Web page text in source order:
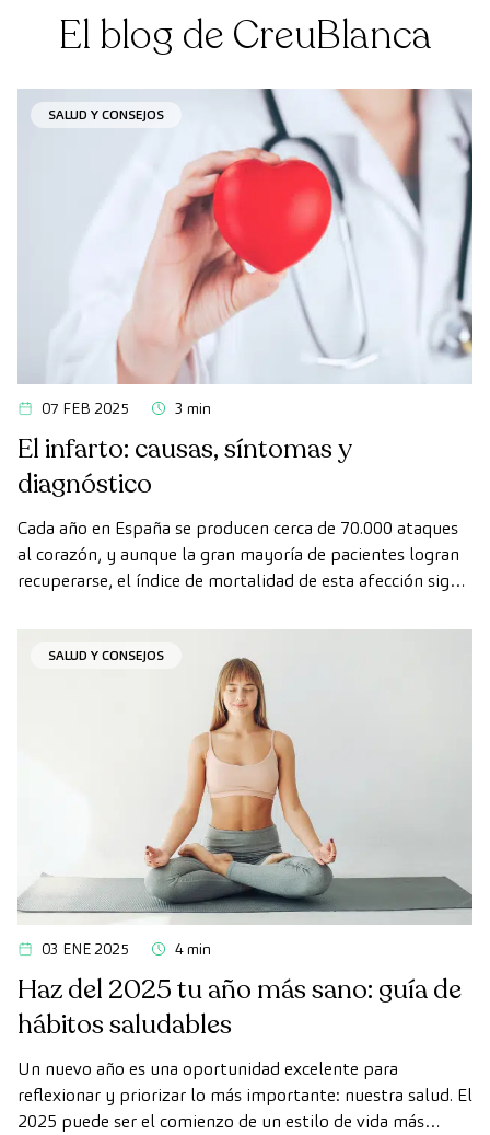
El blog de CreuBlanca
SALUD Y CONSEJOS
07 FEB 2025 3 min
El infarto: causas, síntomas y
diagnóstico
Cada año en España se producen cerca de 70.000 ataques
al corazón, y aunque la gran mayoría de pacientes logran
recuperarse, el índice de mortalidad de esta afección sigue
SALUD Y CONSEJOS
03 ENE 2025 4 min
Haz del 2025 tu año más sano: guía de
hábitos saludables
Un nuevo año es una oportunidad excelente para
reflexionar y priorizar lo más importante: nuestra salud. El
2025 puede ser el comienzo de un estilo de vida más